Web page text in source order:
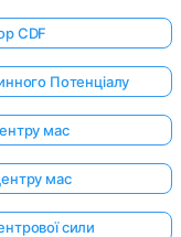
CDF
Потенціалу
мас
мас
сили